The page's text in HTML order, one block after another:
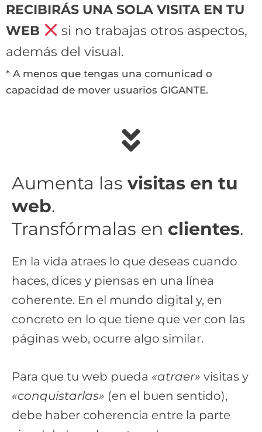
RECIBIRÁS UNA SOLA VISITA EN TU
WEB
si no trabajas otros aspectos,
además del visual.
* A menos que tengas una comunicad o
capacidad de mover usuarios GIGANTE.
Aumenta las visitas en tu
web.
Transfórmalas en clientes.
En la vida atraes lo que deseas cuando
haces, dices y piensas en una línea
coherente. En el mundo digital y, en
concreto en lo que tiene que ver con las
páginas web, ocurre algo similar.
Para que tu web pueda «atraer» visitas y
«conquistarlas» (en el buen sentido),
debe haber coherencia entre la parte